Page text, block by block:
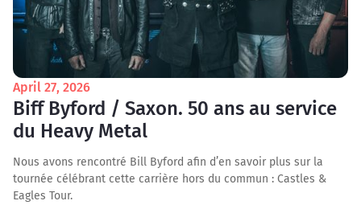
April 27, 2026
Biff Byford / Saxon. 50 ans au service
du Heavy Metal
Nous avons rencontré Bill Byford afin d’en savoir plus sur la
tournée célébrant cette carrière hors du commun : Castles &
Eagles Tour.